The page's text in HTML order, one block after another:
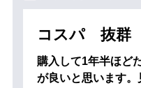
コスパ 抜群
購入して1年半ほど
が良いと思います。